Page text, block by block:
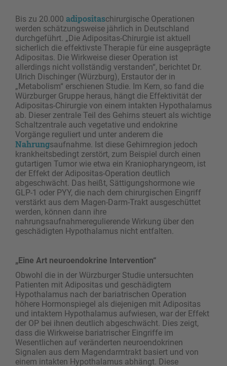
Bis zu 20.000 adipositaschirurgische Operationen
werden schätzungsweise jährlich in Deutschland
durchgeführt. „Die Adipositas-Chirurgie ist aktuell
sicherlich die effektivste Therapie für eine ausgeprägte
Adipositas. Die Wirkweise dieser Operation ist
allerdings nicht vollständig verstanden“, berichtet Dr.
Ulrich Dischinger (Würzburg), Erstautor der in
„Metabolism“ erschienen Studie. Im Kern, so fand die
Würzburger Gruppe heraus, hängt die Effektivität der
Adipositas-Chirurgie von einem intakten Hypothalamus
ab. Dieser zentrale Teil des Gehirns steuert als wichtige
Schaltzentrale auch vegetative und endokrine
Vorgänge reguliert und unter anderem die
Nahrungsaufnahme. Ist diese Gehirnregion jedoch
krankheitsbedingt zerstört, zum Beispiel durch einen
gutartigen Tumor wie etwa ein Kraniopharyngeom, ist
der Effekt der Adipositas-Operation deutlich
abgeschwächt. Das heißt, Sättigungshormone wie
GLP-1 oder PYY, die nach dem chirurgischen Eingriff
verstärkt aus dem Magen-Darm-Trakt ausgeschüttet
werden, können dann ihre
nahrungsaufnahmeregulierende Wirkung über den
geschädigten Hypothalamus nicht entfalten.
„Eine Art neuroendokrine Intervention“
Obwohl die in der Würzburger Studie untersuchten
Patienten mit Adipositas und geschädigtem
Hypothalamus nach der bariatrischen Operation
höhere Hormonspiegel als diejenigen mit Adipositas
und intaktem Hypothalamus aufwiesen, war der Effekt
der OP bei ihnen deutlich abgeschwächt. Dies zeigt,
dass die Wirkweise bariatrischer Eingriffe im
Wesentlichen auf veränderten neuroendokrinen
Signalen aus dem Magendarmtrakt basiert und von
einem intakten Hypothalamus abhängt. Diese